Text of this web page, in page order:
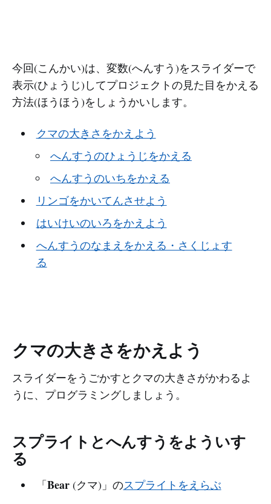
今回(こんかい)は、変数(へんすう)をスライダーで
表示(ひょうじ)してプロジェクトの見た目をかえる
方法(ほうほう)をしょうかいします。
クマの大きさをかえよう
へんすうのひょうじをかえる
へんすうのいちをかえる
リンゴをかいてんさせよう
はいけいのいろをかえよう
へんすうのなまえをかえる・さくじょす
る
クマの大きさをかえよう
スライダーをうごかすとクマの大きさがかわるよ
うに、プログラミングしましょう。
スプライトとへんすうをよういす
る
「Bear(クマ)」のスプライトをえらぶ